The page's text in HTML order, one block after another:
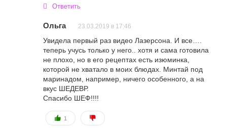
Ответить
Ольга 23.03.2019 в 17:46
Увидела первый раз видео Лазерсона. И все….
теперь учусь только у него.. хотя и сама готовила
не плохо, но в его рецептах есть изюминка,
которой не хватало в моих блюдах. Минтай под
маринадом, например, ничего особенного, а на
вкус ШЕДЕВР.
Спасибо ШЕФ!!!!
1